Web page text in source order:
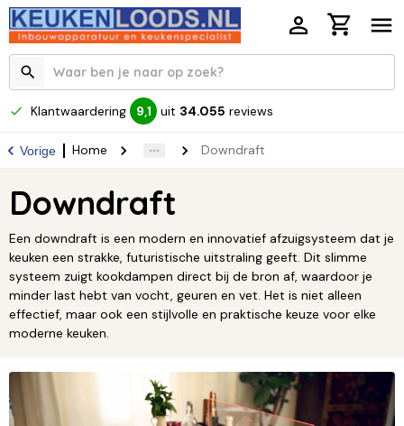
Klantwaardering 9,1 uit 34.055 reviews
Vorige Home Downdraft
Downdraft
Een downdraft is een modern en innovatief afzuigsysteem dat je
keuken een strakke, futuristische uitstraling geeft. Dit slimme
systeem zuigt kookdampen direct bij de bron af, waardoor je
minder last hebt van vocht, geuren en vet. Het is niet alleen
effectief, maar ook een stijlvolle en praktische keuze voor elke
moderne keuken.